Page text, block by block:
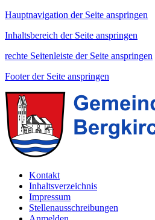
Hauptnavigation der Seite anspringen
Inhaltsbereich der Seite anspringen
rechte Seitenleiste der Seite anspringen
Footer der Seite anspringen
Kontakt
Inhaltsverzeichnis
Impressum
Stellenausschreibungen